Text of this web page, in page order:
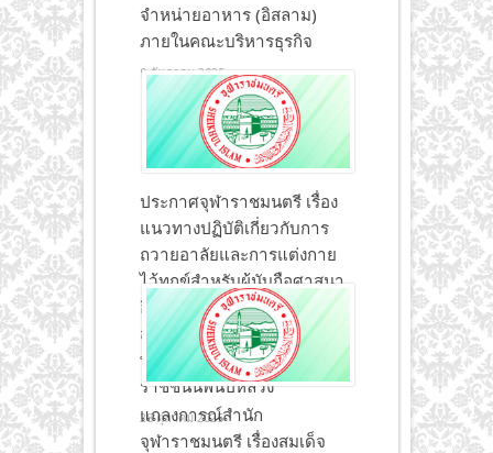
จำหน่ายอาหาร (อิสลาม)
ภายในคณะบริหารธุรกิจ
9 ธันวาคม 2025
ประกาศจุฬาราชมนตรี เรื่อง
แนวทางปฏิบัติเกี่ยวกับการ
ถวายอาลัยและการแต่งกาย
ไว้ทุกข์สำหรับผู้นับถือศาสนา
อิสลามต่อการสวรรคตของ
สมเด็จพระนางเจ้าสิริกิติ์
พระบรมราชินีนาถ พระบรม
ราชชนนีพันปีหลวง
28 ตุลาคม 2025
แถลงการณ์สำนัก
จุฬาราชมนตรี เรื่องสมเด็จ